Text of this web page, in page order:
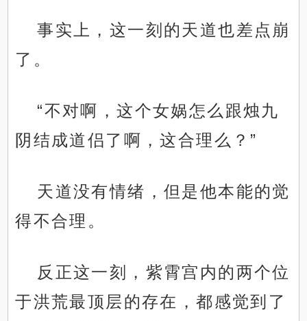
事实上，这一刻的天道也差点崩
了。
“不对啊，这个女娲怎么跟烛九
阴结成道侣了啊，这合理么？”
天道没有情绪，但是他本能的觉
得不合理。
反正这一刻，紫霄宫内的两个位
于洪荒最顶层的存在，都感觉到了